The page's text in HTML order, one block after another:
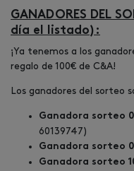
GANADORES DEL
día el listado):
¡Ya tenemos a los
regalo de 100€ de C&A!
Los ganadores del sorteo
Ganadora sorteo
60139747)
Ganadora sorteo
Ganadora sorteo